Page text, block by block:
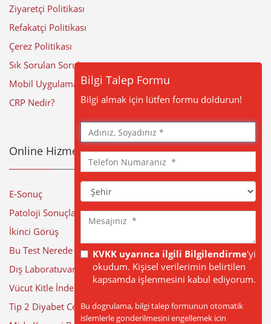
Bilgi Talep Formu
Bilgi almak için lütfen formu doldurun!
Adınız,
Soyadınız
Telefon
Numaranız
Şehir
Mesajınız
KVKK uyarınca ilgili Bilgilendirme'yi
okudum. Kişisel verilerimin belirtilen
kapsamda işlenmesini kabul ediyorum.
Bu dogrulama, bilgi talep formunun otomatik
islemlerle gonderilmesini engellemek icin
Ziyaretçi Politikası
Refakatçi Politikası
Çerez Politikası
Sık Sorulan Sorular
Mobil Uygulama
CRP Nedir?
Online Hizmetler
E-Sonuç
Patoloji Sonuçları
İkinci Görüş
Bu Test Nerede Yapılıyor?
Dış Laboratuvar Sonuçları
Vücut Kitle İndeksi Hesaplama
Tip 2 Diyabet Cerrahisi